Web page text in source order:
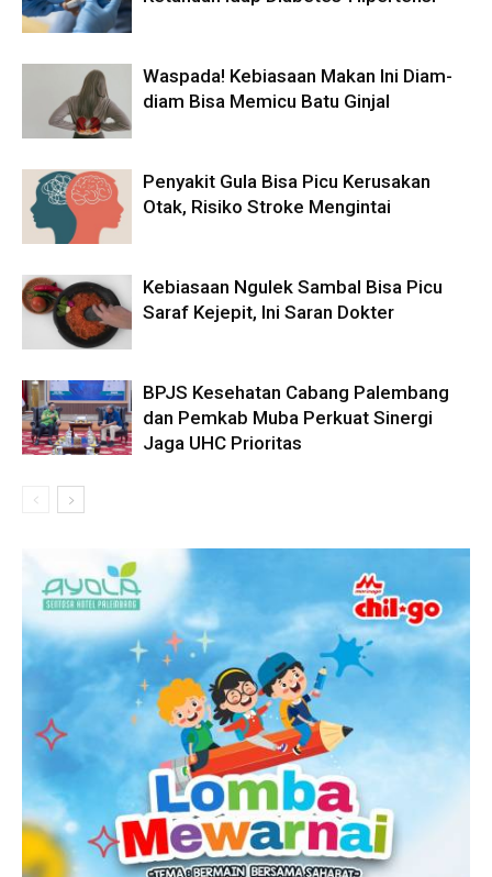
Waspada! Kebiasaan Makan Ini Diam-
diam Bisa Memicu Batu Ginjal
Penyakit Gula Bisa Picu Kerusakan
Otak, Risiko Stroke Mengintai
Kebiasaan Ngulek Sambal Bisa Picu
Saraf Kejepit, Ini Saran Dokter
BPJS Kesehatan Cabang Palembang
dan Pemkab Muba Perkuat Sinergi
Jaga UHC Prioritas